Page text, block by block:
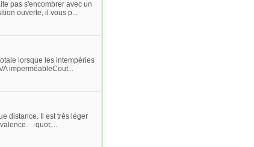
pas s'encombrer avec un
ouverte, il vous p...
lorsque les intempéries
imperméableCout...
distance. Il est très léger
-quot;...